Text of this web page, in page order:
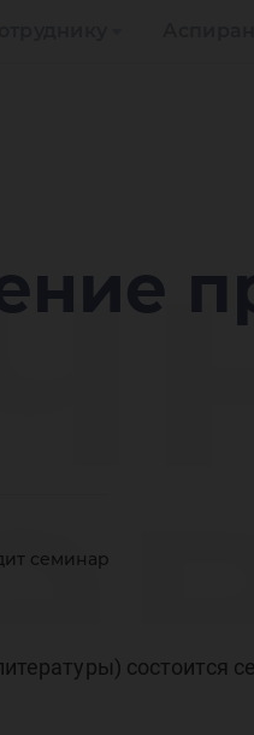
семинар
состоится